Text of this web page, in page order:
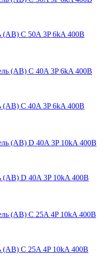
(АВ) C 50A 3P 6kA 400В
(АВ) C 40A 3P 6kA 400В
(АВ) D 40A 3P 10kA 400В
(АВ) C 25A 4P 10kA 400В